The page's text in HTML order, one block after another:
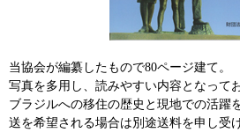
当協会が編纂したもので80ページ建て。
写真を多用し、読みやすい内容となって
ブラジルへの移住の歴史と現地での活躍
送を希望される場合は別途送料を申し受